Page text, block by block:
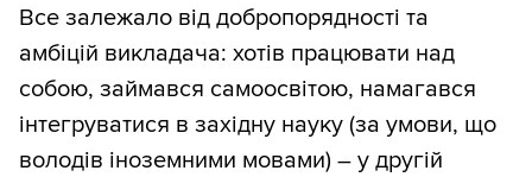
Все залежало від добропорядності та
амбіцій викладача: хотів працювати над
собою, займався самоосвітою, намагався
інтегруватися в західну науку (за умови, що
володів іноземними мовами) – у другій